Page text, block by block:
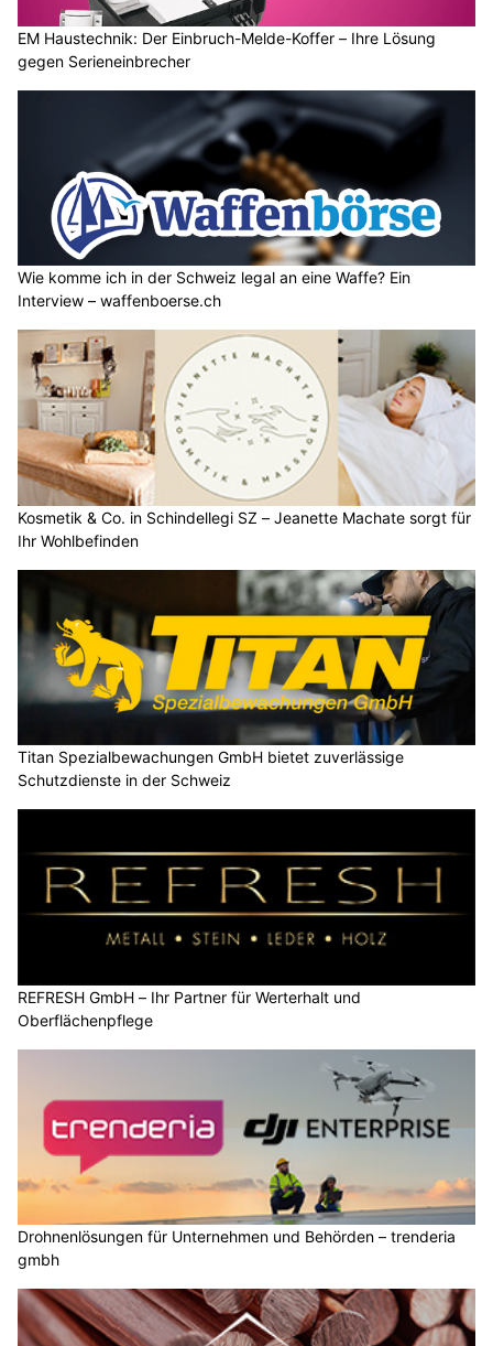
EM Haustechnik: Der Einbruch-Melde-Koffer – Ihre Lösung
gegen Serieneinbrecher
Wie komme ich in der Schweiz legal an eine Waffe? Ein
Interview – waffenboerse.ch
Kosmetik & Co. in Schindellegi SZ – Jeanette Machate sorgt für
Ihr Wohlbefinden
Titan Spezialbewachungen GmbH bietet zuverlässige
Schutzdienste in der Schweiz
REFRESH GmbH – Ihr Partner für Werterhalt und
Oberflächenpflege
Drohnenlösungen für Unternehmen und Behörden – trenderia
gmbh